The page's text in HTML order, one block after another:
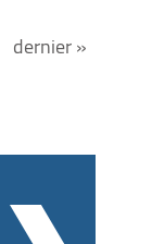
dernier »